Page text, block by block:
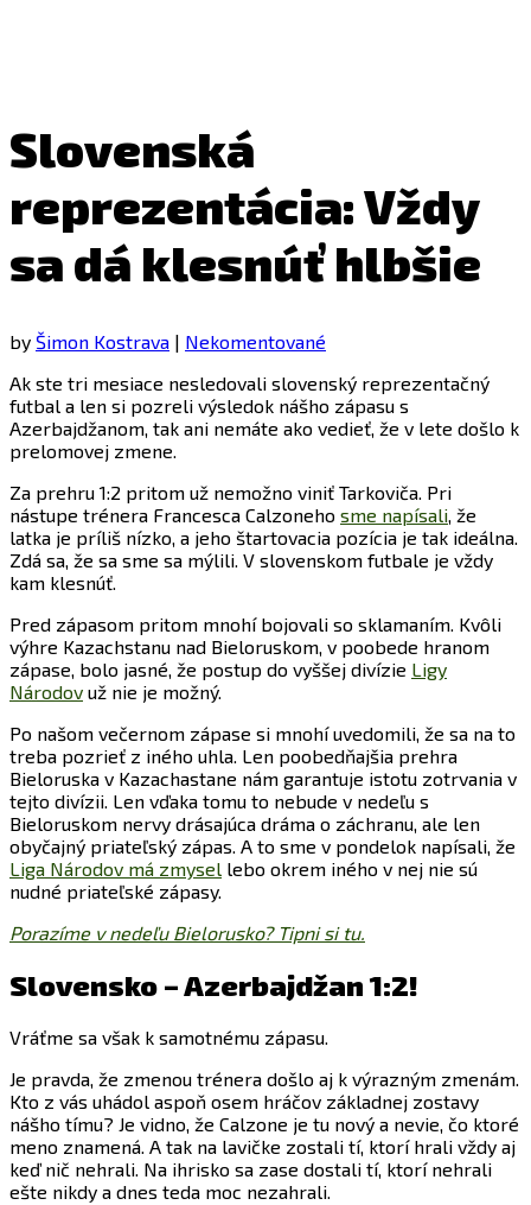
Slovenská
reprezentácia: Vždy
sa dá klesnúť hlbšie
by Šimon Kostrava | Nekomentované
Ak ste tri mesiace nesledovali slovenský reprezentačný
futbal a len si pozreli výsledok nášho zápasu s
Azerbajdžanom, tak ani nemáte ako vedieť, že v lete došlo k
prelomovej zmene.
Za prehru 1:2 pritom už nemožno viniť Tarkoviča. Pri
nástupe trénera Francesca Calzoneho sme napísali, že
latka je príliš nízko, a jeho štartovacia pozícia je tak ideálna.
Zdá sa, že sa sme sa mýlili. V slovenskom futbale je vždy
kam klesnúť.
Pred zápasom pritom mnohí bojovali so sklamaním. Kvôli
výhre Kazachstanu nad Bieloruskom, v poobede hranom
zápase, bolo jasné, že postup do vyššej divízie Ligy
Národov už nie je možný.
Po našom večernom zápase si mnohí uvedomili, že sa na to
treba pozrieť z iného uhla. Len poobedňajšia prehra
Bieloruska v Kazachastane nám garantuje istotu zotrvania v
tejto divízii. Len vďaka tomu to nebude v nedeľu s
Bieloruskom nervy drásajúca dráma o záchranu, ale len
obyčajný priateľský zápas. A to sme v pondelok napísali, že
Liga Národov má zmysel lebo okrem iného v nej nie sú
nudné priateľské zápasy.
Porazíme v nedeľu Bielorusko? Tipni si tu.
Slovensko – Azerbajdžan 1:2!
Vráťme sa však k samotnému zápasu.
Je pravda, že zmenou trénera došlo aj k výrazným zmenám.
Kto z vás uhádol aspoň osem hráčov základnej zostavy
nášho tímu? Je vidno, že Calzone je tu nový a nevie, čo ktoré
meno znamená. A tak na lavičke zostali tí, ktorí hrali vždy aj
keď nič nehrali. Na ihrisko sa zase dostali tí, ktorí nehrali
ešte nikdy a dnes teda moc nezahrali.